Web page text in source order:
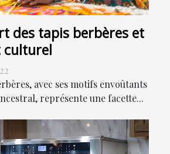
des tapis berbères et
culturel
avec ses motifs envoûtants
représente une facette...